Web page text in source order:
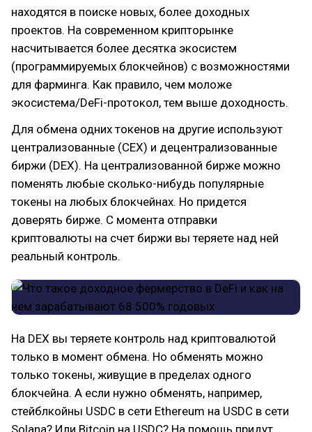
находятся в поиске новых, более доходных
проектов. На современном крипторынке
насчитывается более десятка экосистем
(программируемых блокчейнов) с возможностями
для фарминга. Как правило, чем моложе
экосистема/DeFi-протокол, тем выше доходность.
Для обмена одних токенов на другие используют
централизованные (CEX) и децентрализованные
биржи (DEX). На централизованной бирже можно
поменять любые сколько-нибудь популярные
токены на любых блокчейнах. Но придется
доверять бирже. С момента отправки
криптовалюты на счет биржи вы теряете над ней
реальный контроль.
На DEX вы теряете контроль над криптовалютой
только в момент обмена. Но обменять можно
только токены, живущие в пределах одного
блокчейна. А если нужно обменять, например,
стейблкойны USDC в сети Ethereum на USDC в сети
Solana? Или Bitcoin на USDC? На помощь придут